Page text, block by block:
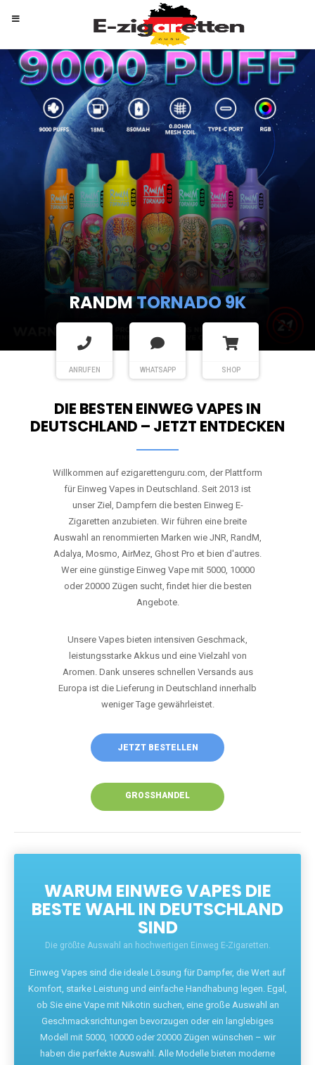
RANDMTORNADO 9K
ANRUFEN WHATSAPP SHOP
DIE BESTEN EINWEG VAPES IN
DEUTSCHLAND – JETZT ENTDECKEN
Willkommen auf ezigarettenguru.com, der Plattform
für Einweg Vapes in Deutschland. Seit 2013 ist
unser Ziel, Dampfern die besten Einweg E-
Zigaretten anzubieten. Wir führen eine breite
Auswahl an renommierten Marken wie JNR, RandM,
Adalya, Mosmo, AirMez, Ghost Pro et bien d'autres.
Wer eine günstige Einweg Vape mit 5000, 10000
oder 20000 Zügen sucht, findet hier die besten
Angebote.
Unsere Vapes bieten intensiven Geschmack,
leistungsstarke Akkus und eine Vielzahl von
Aromen. Dank unseres schnellen Versands aus
Europa ist die Lieferung in Deutschland innerhalb
weniger Tage gewährleistet.
JETZT BESTELLEN
GROSSHANDEL
WARUM EINWEG VAPES DIE
BESTE WAHL IN DEUTSCHLAND
SIND
Die größte Auswahl an hochwertigen Einweg E-Zigaretten.
Einweg Vapes sind die ideale Lösung für Dampfer, die Wert auf
Komfort, starke Leistung und einfache Handhabung legen. Egal,
ob Sie eine Vape mit Nikotin suchen, eine große Auswahl an
Geschmacksrichtungen bevorzugen oder ein langlebiges
Modell mit 5000, 10000 oder 20000 Zügen wünschen – wir
haben die perfekte Auswahl. Alle Modelle bieten moderne